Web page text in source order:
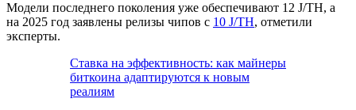
Модели последнего поколения уже обеспечивают 12 J/TH, а
на 2025 год заявлены релизы чипов с 10 J/TH, отметили
эксперты.
Ставка на эффективность: как майнеры
биткоина адаптируются к новым
реалиям